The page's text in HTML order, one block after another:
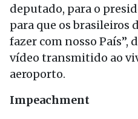
deputado, para o
para que os brasileiros
fazer com nosso País”,
vídeo transmitido ao
aeroporto.
Impeachment